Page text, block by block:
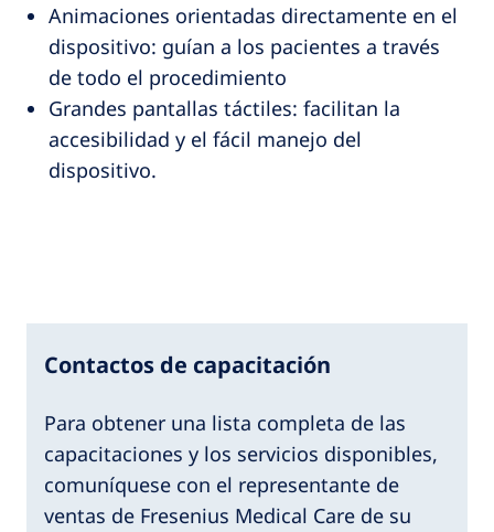
Animaciones orientadas directamente en el
dispositivo: guían a los pacientes a través
de todo el procedimiento
Grandes pantallas táctiles: facilitan la
accesibilidad y el fácil manejo del
dispositivo.
Contactos de capacitación
Para obtener una lista completa de las
capacitaciones y los servicios disponibles,
comuníquese con el representante de
ventas de Fresenius Medical Care de su